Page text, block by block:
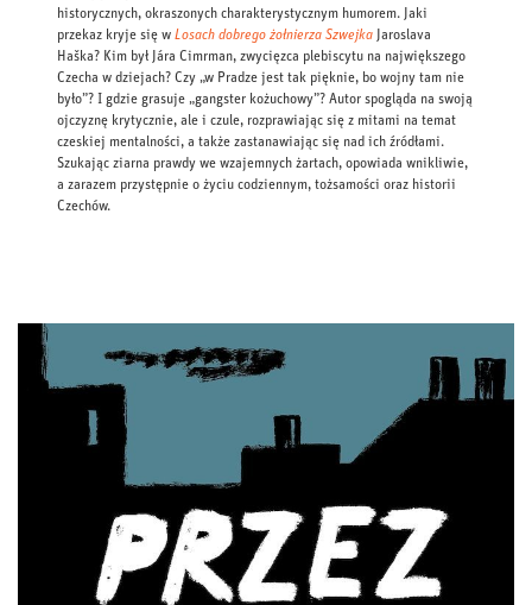
historycznych, okraszonych charakterystycznym humorem. Jaki
przekaz kryje się wLosach dobrego żołnierza Szwejka Jaroslava
Haška? Kim był Jára Cimrman, zwycięzca plebiscytu na największego
Czecha w dziejach? Czy „w Pradze jest tak pięknie, bo wojny tam nie
było”? I gdzie grasuje „gangster kożuchowy”? Autor spogląda na swoją
ojczyznę krytycznie, ale i czule, rozprawiając się z mitami na temat
czeskiej mentalności, a także zastanawiając się nad ich źródłami.
Szukając ziarna prawdy we wzajemnych żartach, opowiada wnikliwie,
a zarazem przystępnie o życiu codziennym, tożsamości oraz historii
Czechów.